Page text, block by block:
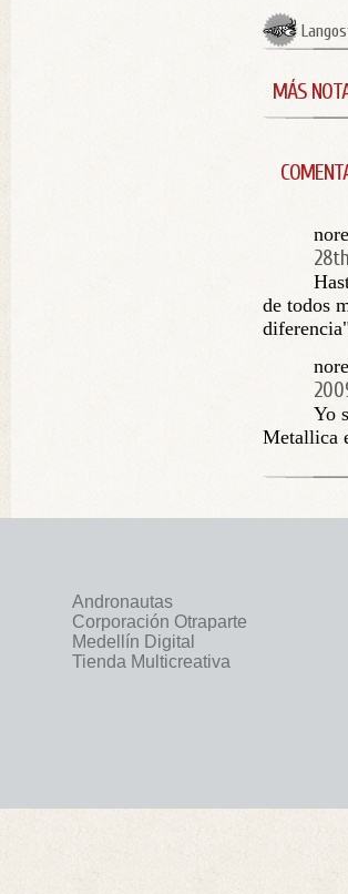
MÁS
de todos
Yo
Metallica
Andronautas
Corporación Otraparte
Medellín Digital
Tienda Multicreativa